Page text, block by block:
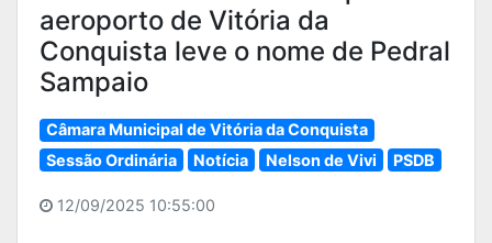
aeroporto de Vitória da
Conquista leve o nome de Pedral
Sampaio
Câmara Municipal de Vitória da Conquista
Sessão Ordinária
Notícia Nelson de Vivi PSDB
12/09/2025 10:55:00